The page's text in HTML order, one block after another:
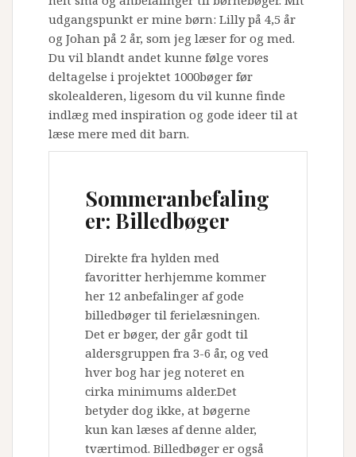
udgangspunkt er mine børn: Lilly på 4,5 år
og Johan på 2 år, som jeg læser for og med.
Du vil blandt andet kunne følge vores
deltagelse i projektet 1000bøger før
skolealderen, ligesom du vil kunne finde
indlæg med inspiration og gode ideer til at
læse mere med dit barn.
Sommeranbefaling
er: Billedbøger
Direkte fra hylden med
favoritter herhjemme kommer
her 12 anbefalinger af gode
billedbøger til ferielæsningen.
Det er bøger, der går godt til
aldersgruppen fra 3-6 år, og ved
hver bog har jeg noteret en
cirka minimums alder.Det
betyder dog ikke, at bøgerne
kun kan læses af denne alder,
tværtimod. Billedbøger er også